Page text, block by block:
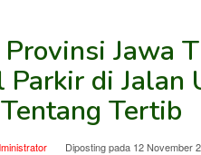
Jawa
di Jalan
Tentang Tertib
Diposting pada 12 November